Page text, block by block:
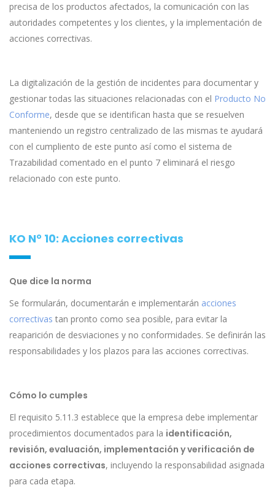
precisa de los productos afectados, la comunicación con las
autoridades competentes y los clientes, y la implementación de
acciones correctivas.
La digitalización de la gestión de incidentes para documentar y
gestionar todas las situaciones relacionadas con el Producto No
Conforme, desde que se identifican hasta que se resuelven
manteniendo un registro centralizado de las mismas te ayudará
con el cumpliento de este punto así como el sistema de
Trazabilidad comentado en el punto 7 eliminará el riesgo
relacionado con este punto.
KO N° 10: Acciones correctivas
Que dice la norma
Se formularán, documentarán e implementarán acciones
correctivas tan pronto como sea posible, para evitar la
reaparición de desviaciones y no conformidades. Se definirán las
responsabilidades y los plazos para las acciones correctivas.
Cómo lo cumples
El requisito 5.11.3 establece que la empresa debe implementar
procedimientos documentados para la identificación,
revisión, evaluación, implementación y verificación de
acciones correctivas, incluyendo la responsabilidad asignada
para cada etapa.